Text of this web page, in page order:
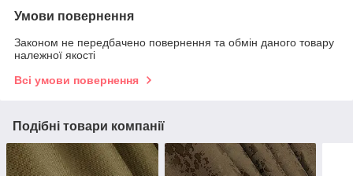
Умови повернення
Законом не передбачено повернення та обмін даного товару
належної якості
Всі умови повернення
Подібні товари компанії